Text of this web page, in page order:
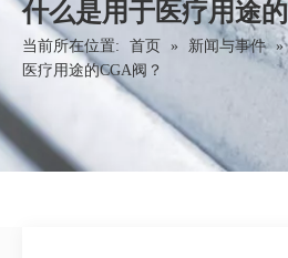
什么是用于医疗用途
当前所在位置: 首页 » 新闻与事件 »
医疗用途的CGA阀？